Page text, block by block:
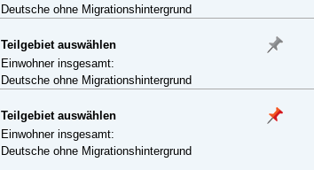
Deutsche ohne Migrationshintergrund
Teilgebiet auswählen
Einwohner insgesamt:
Deutsche ohne Migrationshintergrund
Teilgebiet auswählen
Einwohner insgesamt:
Deutsche ohne Migrationshintergrund